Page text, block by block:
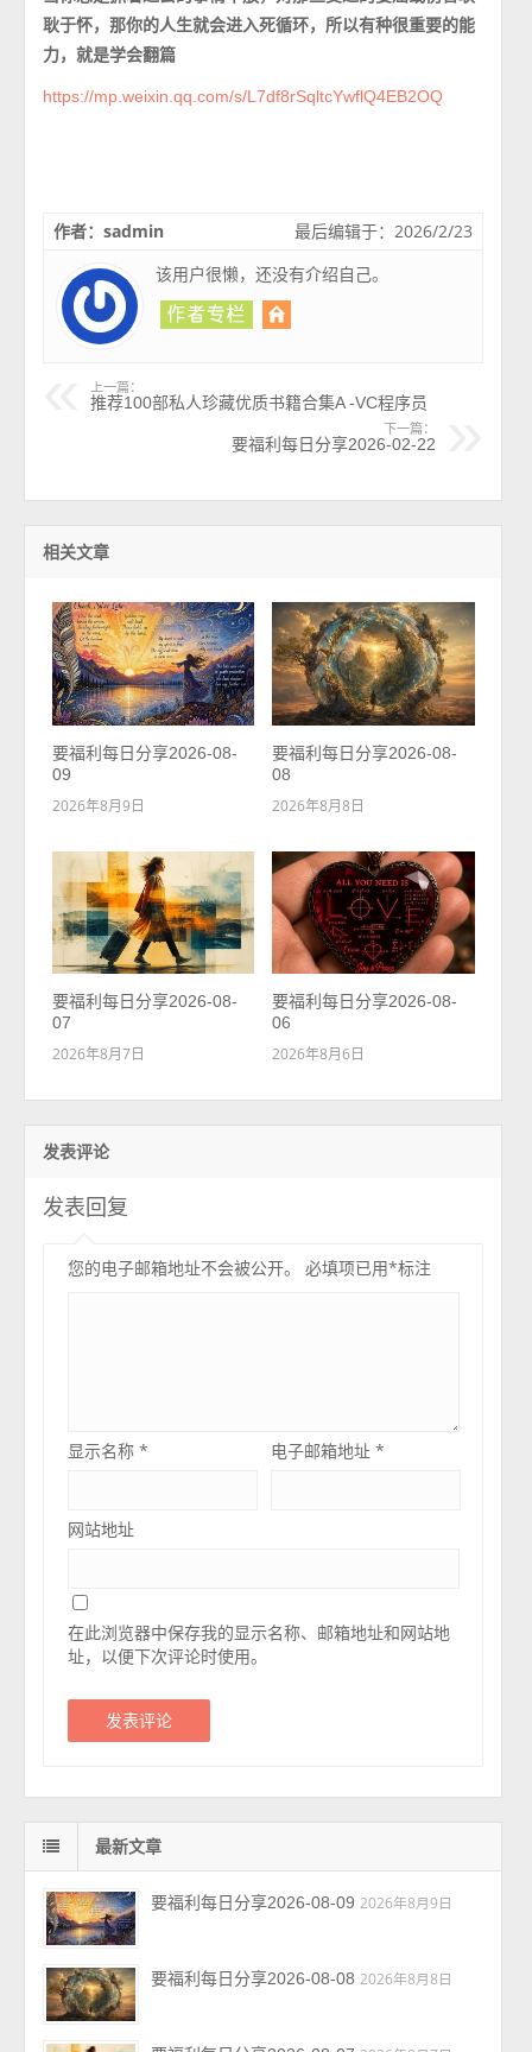
耿于怀，那你的人生就会进入死循环，所以有种很重要的能
力，就是学会翻篇
https://mp.weixin.qq.com/s/L7df8rSqltcYwflQ4EB2OQ
最后编辑于：2026/2/23
作者：sadmin
该用户很懒，还没有介绍自己。
上一篇：
推荐100部私人珍藏优质书籍合集A -VC程序员
下一篇：
要福利每日分享2026-02-22
相关文章
要福利每日分享2026-08-
09
2026年8月9日
要福利每日分享2026-08-
08
2026年8月8日
要福利每日分享2026-08-
07
2026年8月7日
要福利每日分享2026-08-
06
2026年8月6日
发表评论
发表回复
您的电子邮箱地址不会被公开。 必填项已用*标注
显示名称* 电子邮箱地址*
网站地址
在此浏览器中保存我的显示名称、邮箱地址和网站地
址，以便下次评论时使用。
最新文章
要福利每日分享2026-08-09 2026年8月9日
要福利每日分享2026-08-08 2026年8月8日